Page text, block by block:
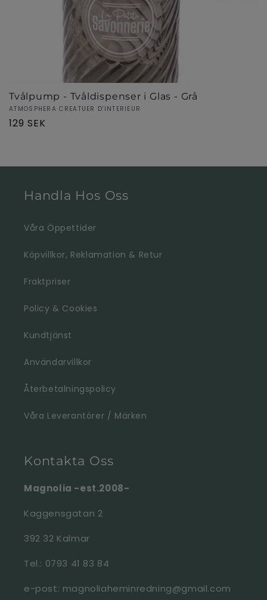
Tvålpump - Tvåldispenser i Glas - Grå
Säljare:
ATMOSPHERA CREATUER D'INTERIEUR
Ordinarie
129 SEK
Handla Hos Oss
Våra Öppettider
Köpvillkor, Reklamation & Retur
Fraktpriser
Policy & Cookies
Kundtjänst
Användarvillkor
Återbetalningspolicy
Våra Leverantörer / Märken
Kontakta Oss
Magnolia -est.2008-
Kaggensgatan 2
392 32 Kalmar
Tel.: 0793 41 83 84
e-post: magnoliaheminredning@gmail.com